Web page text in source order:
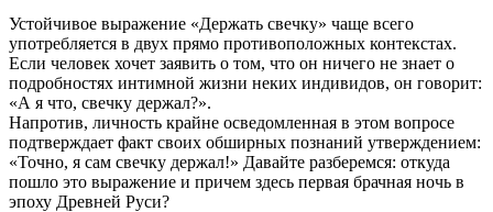
Устойчивое выражение «Держать свечку» чаще всего
употребляется в двух прямо противоположных контекстах.
Если человек хочет заявить о том, что он ничего не знает о
подробностях интимной жизни неких индивидов, он говорит:
«А я что, свечку держал?».
Напротив, личность крайне осведомленная в этом вопросе
подтверждает факт своих обширных познаний утверждением:
«Точно, я сам свечку держал!» Давайте разберемся: откуда
пошло это выражение и причем здесь первая брачная ночь в
эпоху Древней Руси?